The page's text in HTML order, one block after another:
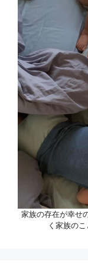
家族の存在が幸せ
く家族の